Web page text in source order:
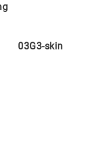
03G3-skin